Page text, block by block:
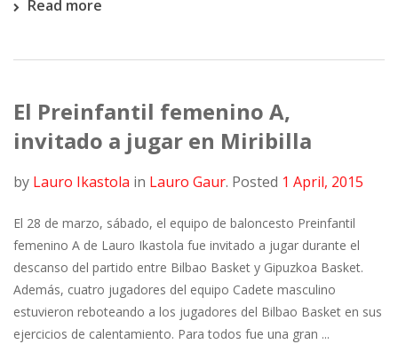
Read more
El Preinfantil femenino A,
invitado a jugar en Miribilla
by Lauro Ikastola in Lauro Gaur. Posted 1 April, 2015
El 28 de marzo, sábado, el equipo de baloncesto Preinfantil
femenino A de Lauro Ikastola fue invitado a jugar durante el
descanso del partido entre Bilbao Basket y Gipuzkoa Basket.
Además, cuatro jugadores del equipo Cadete masculino
estuvieron reboteando a los jugadores del Bilbao Basket en sus
ejercicios de calentamiento. Para todos fue una gran ...